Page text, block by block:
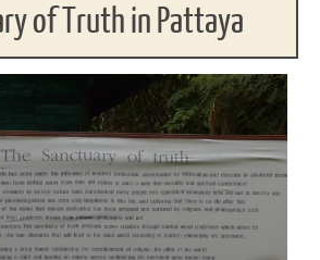
of Truth in Pattaya